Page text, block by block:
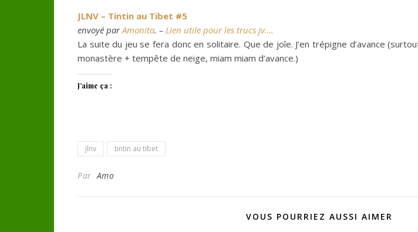
JLNV – Tintin au Tibet #5
envoyé parAmonita. – Lien utile pour les trucs jv….
La suite du jeu se fera donc en solitaire. Que de joîe. J’en trépigne d’avance
monastère + tempête de neige, miam miam d’avance.)
J’aime ça :
jlnv tintin au tibet
ParAmo
VOUS POURRIEZ AUSSI AIMER